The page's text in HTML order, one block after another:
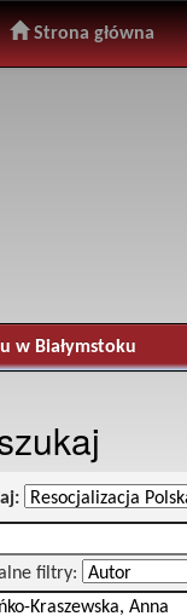
Strona główna
w Białymstoku
filtry: